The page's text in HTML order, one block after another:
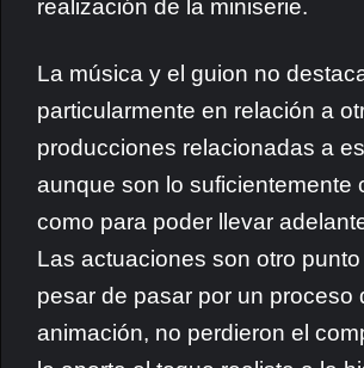
realización de la miniserie.
La música y el guion no
particularmente en relación a
producciones relacionadas a
aunque son lo suficientemente
como para poder llevar
Las actuaciones son otro
pesar de pasar por un proceso
animación, no perdieron el